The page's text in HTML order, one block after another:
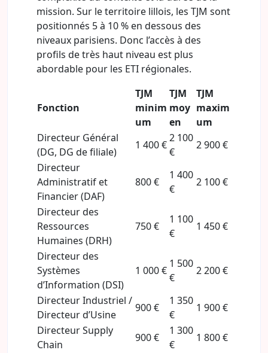
mission. Sur le territoire lillois, les TJM sont
positionnés 5 à 10 % en dessous des
niveaux parisiens. Donc l’accès à des
profils de très haut niveau est plus
abordable pour les ETI régionales.
Fonction
TJM
minim
um
TJM
moy
en
TJM
maxim
um
Directeur Général
(DG, DG de filiale)
1 400 €
2 100
€
2 900 €
Directeur
Administratif et
Financier (DAF)
800 €
1 400
€
2 100 €
Directeur des
Ressources
Humaines (DRH)
750 €
1 100
€
1 450 €
Directeur des
Systèmes
d’Information (DSI)
1 000 €
1 500
€
2 200 €
Directeur Industriel /
Directeur d’Usine
900 €
1 350
€
1 900 €
Directeur Supply
Chain
900 €
1 300
€
1 800 €